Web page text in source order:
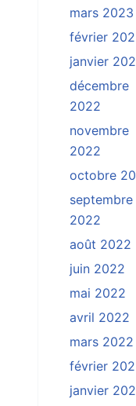
mars 2023
février
janvier
décembre
2022
novembre
2022
octobre
septembre
2022
août 2022
juin 2022
mai 2022
avril 2022
mars 2022
février
janvier